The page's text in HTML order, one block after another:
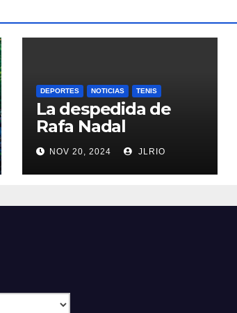
DEPORTES NOTICIAS TENIS
La despedida de
Rafa Nadal
NOV 20, 2024 JLRIO